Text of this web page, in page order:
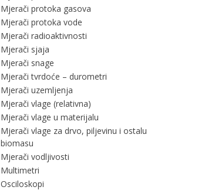
Mjerači protoka gasova
Mjerači protoka vode
Mjerači radioaktivnosti
Mjerači sjaja
Mjerači snage
Mjerači tvrdoće – durometri
Mjerači uzemljenja
Mjerači vlage (relativna)
Mjerači vlage u materijalu
Mjerači vlage za drvo, piljevinu i ostalu
biomasu
Mjerači vodljivosti
Multimetri
Osciloskopi